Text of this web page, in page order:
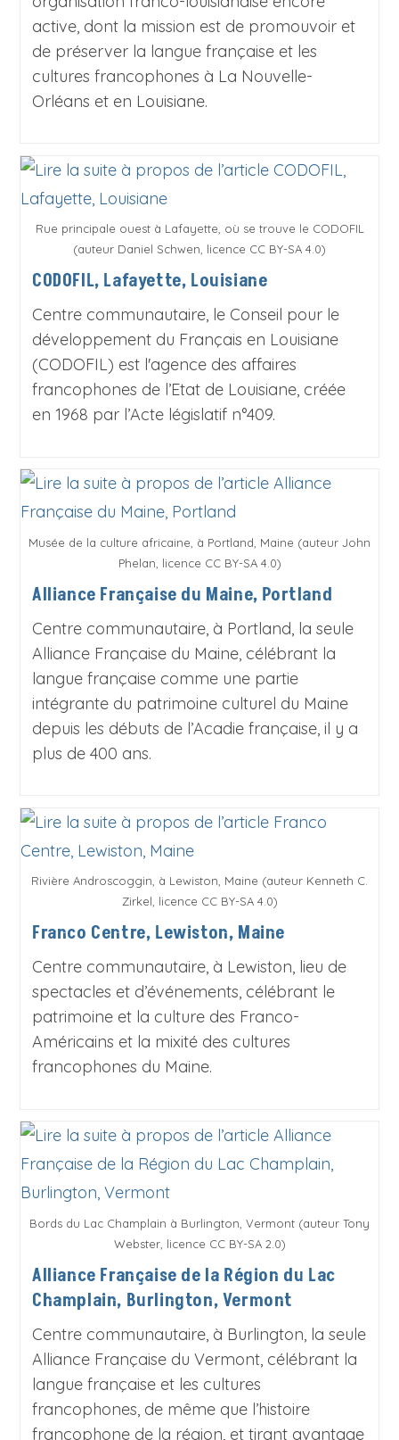
active, dont la mission est de promouvoir et
de préserver la langue française et les
cultures francophones à La Nouvelle-
Orléans et en Louisiane.
Rue principale ouest à Lafayette, où se trouve le CODOFIL
(auteur Daniel Schwen, licence CC BY-SA 4.0)
CODOFIL, Lafayette, Louisiane
Centre communautaire, le Conseil pour le
développement du Français en Louisiane
(CODOFIL) est l'agence des affaires
francophones de l’Etat de Louisiane, créée
en 1968 par l’Acte législatif n°409.
Musée de la culture africaine, à Portland, Maine (auteur John
Phelan, licence CC BY-SA 4.0)
Alliance Française du Maine, Portland
Centre communautaire, à Portland, la seule
Alliance Française du Maine, célébrant la
langue française comme une partie
intégrante du patrimoine culturel du Maine
depuis les débuts de l’Acadie française, il y a
plus de 400 ans.
Rivière Androscoggin, à Lewiston, Maine (auteur Kenneth C.
Zirkel, licence CC BY-SA 4.0)
Franco Centre, Lewiston, Maine
Centre communautaire, à Lewiston, lieu de
spectacles et d’événements, célébrant le
patrimoine et la culture des Franco-
Américains et la mixité des cultures
francophones du Maine.
Bords du Lac Champlain à Burlington, Vermont (auteur Tony
Webster, licence CC BY-SA 2.0)
Alliance Française de la Région du Lac
Champlain, Burlington, Vermont
Centre communautaire, à Burlington, la seule
Alliance Française du Vermont, célébrant la
langue française et les cultures
francophones, de même que l’histoire
francophone de la région, et tirant avantage